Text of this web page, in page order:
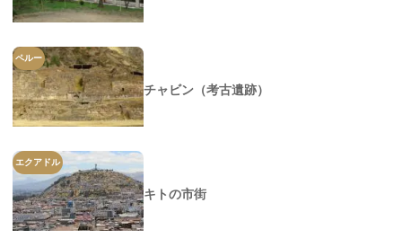
ペルー
チャビン（考古遺跡）
エクアドル
キトの市街